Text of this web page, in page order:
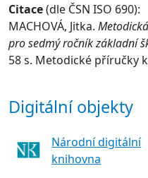
Citace(dle ČSN ISO 690):
MACHOVÁ, Jitka.
pro sedmý ročník základní
58 s. Metodické příručky
Digitální objekty
Národní digitální
knihovna